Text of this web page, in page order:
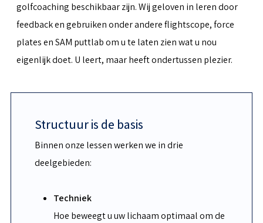
golfcoaching beschikbaar zijn. Wij geloven in leren door
feedback en gebruiken onder andere flightscope, force
plates en SAM puttlab om u te laten zien wat u nou
eigenlijk doet. U leert, maar heeft ondertussen plezier.
Structuur is de basis
Binnen onze lessen werken we in drie
deelgebieden:
Techniek
Hoe beweegt u uw lichaam optimaal om de